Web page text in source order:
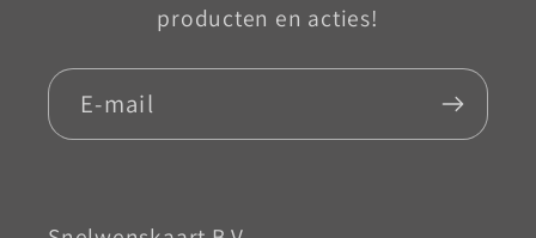
producten en acties!
E‑mail